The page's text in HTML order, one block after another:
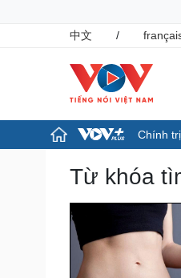
中文
/
Chính trị
Chính trị
Tổ chức nhân sự
Quốc hội
Nhận diện sự thật
Từ khóa